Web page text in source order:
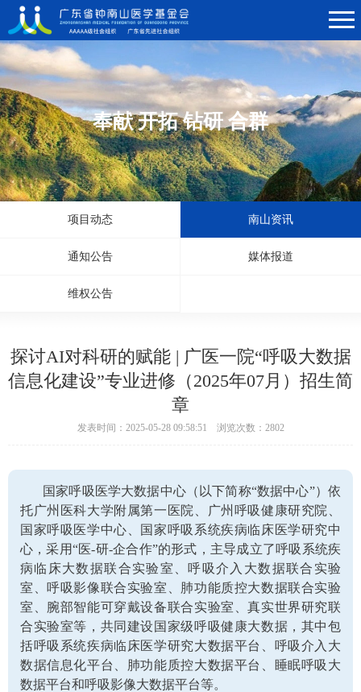
奉献 开拓 钻研 合群
项目动态 南山资讯
通知公告 媒体报道
维权公告
探讨AI对科研的赋能 | 广医一院“呼吸大数据
信息化建设”专业进修（2025年07月）招生简
章
发表时间：2025-05-28 09:58:51 浏览次数：2802
国家呼吸医学大数据中心（以下简称“数据中心”）依
托广州医科大学附属第一医院、广州呼吸健康研究院、
国家呼吸医学中心、国家呼吸系统疾病临床医学研究中
心，采用“医-研-企合作”的形式，主导成立了呼吸系统疾
病临床大数据联合实验室、呼吸介入大数据联合实验
室、呼吸影像联合实验室、肺功能质控大数据联合实验
室、腕部智能可穿戴设备联合实验室、真实世界研究联
合实验室等，共同建设国家级呼吸健康大数据，其中包
括呼吸系统疾病临床医学研究大数据平台、呼吸介入大
数据信息化平台、肺功能质控大数据平台、睡眠呼吸大
数据平台和呼吸影像大数据平台等。